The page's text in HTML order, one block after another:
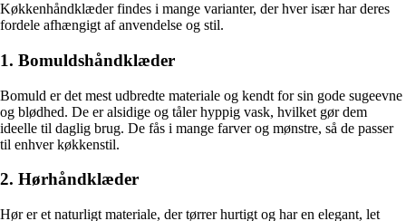
Køkkenhåndklæder findes i mange varianter, der hver især har deres
fordele afhængigt af anvendelse og stil.
1. Bomuldshåndklæder
Bomuld er det mest udbredte materiale og kendt for sin gode sugeevne
og blødhed. De er alsidige og tåler hyppig vask, hvilket gør dem
ideelle til daglig brug. De fås i mange farver og mønstre, så de passer
til enhver køkkenstil.
2. Hørhåndklæder
Hør er et naturligt materiale, der tørrer hurtigt og har en elegant, let